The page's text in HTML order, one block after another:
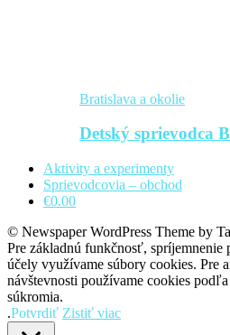
Bratislava a okolie
Detský sprievodca
Aktivity a experimenty
Sprievodcovia – obchod
€0.00
© Newspaper WordPress Theme by
Pre základnú funkčnosť, spríjemnenie
účely využívame súbory cookies. Pre
návštevnosti používame cookies
súkromia.
.Potvrdiť Zistiť viac